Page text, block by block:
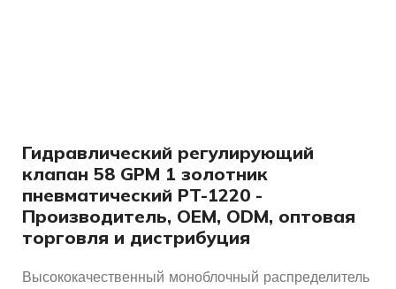
Гидравлический регулирующий
клапан 58 GPM 1 золотник
пневматический PT-1220 -
Производитель, OEM, ODM, оптовая
торговля и дистрибуция
Высококачественный моноблочный распределитель